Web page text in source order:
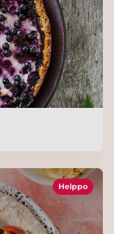
Helppo